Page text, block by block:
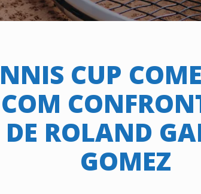
CUP
DE ROLAND
GOMEZ